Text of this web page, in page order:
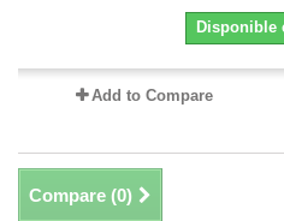
Disponible
Add to Compare
Compare (0)